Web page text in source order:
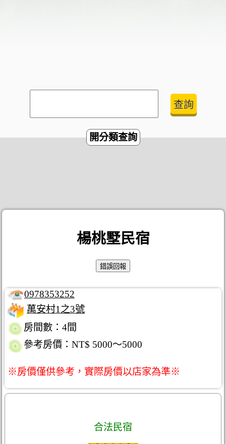
開分類查詢
楊桃墅民宿
0978353252
萬安村1之3號
房間數：4間
參考房價：NT$ 5000～5000
※房價僅供參考，實際房價以店家為準※
合法民宿